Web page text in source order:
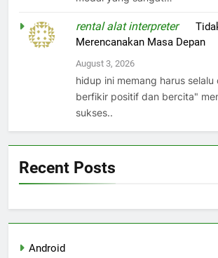
rental alat interpreteron
Merencanakan Masa Depan
August 3, 2026
hidup ini memang harus selalu
berfikir positif dan bercita"
sukses..
Recent Posts
Android